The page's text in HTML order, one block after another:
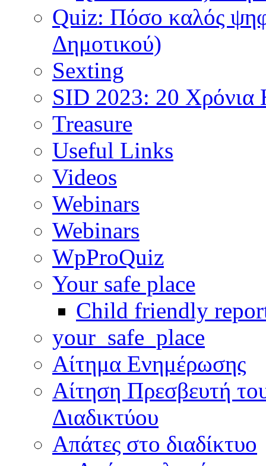
Quiz: Πόσο καλός
Δημοτικού)
Sexting
SID 2023: 20 Χρόνια
Treasure
Useful Links
Videos
Webinars
Webinars
WpProQuiz
Your safe place
Child friendly
your_safe_place
Αίτημα Ενημέρωσης
Αίτηση Πρεσβευτή
Διαδικτύου
Απάτες στο διαδίκτυο